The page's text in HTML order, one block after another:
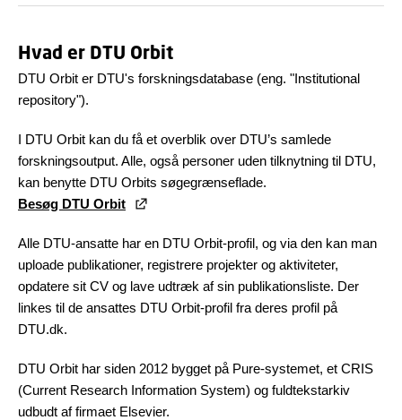
Hvad er DTU Orbit
DTU Orbit er DTU's forskningsdatabase (eng. "Institutional
repository").
I DTU Orbit kan du få et overblik over DTU’s samlede
forskningsoutput. Alle, også personer uden tilknytning til DTU,
kan benytte DTU Orbits søgegrænseflade.
Besøg DTU Orbit
Alle DTU-ansatte har en DTU Orbit-profil, og via den kan man
uploade publikationer, registrere projekter og aktiviteter,
opdatere sit CV og lave udtræk af sin publikationsliste. Der
linkes til de ansattes DTU Orbit-profil fra deres profil på
DTU.dk.
DTU Orbit har siden 2012 bygget på Pure-systemet, et CRIS
(Current Research Information System) og fuldtekstarkiv
udbudt af firmaet Elsevier.